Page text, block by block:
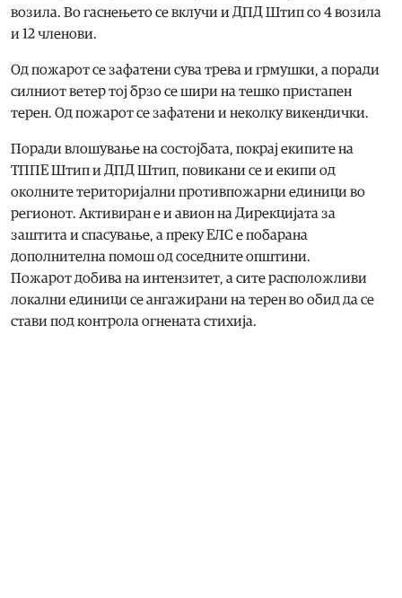
возила. Во гаснењето се вклучи и ДПД Штип со 4 возила
и 12 членови.
Од пожарот се зафатени сува трева и грмушки, а поради
силниот ветер тој брзо се шири на тешко пристапен
терен. Од пожарот се зафатени и неколку викендички.
Поради влошување на состојбата, покрај екипите на
ТППЕ Штип и ДПД Штип, повикани се и екипи од
околните територијални противпожарни единици во
регионот. Активиран е и авион на Дирекцијата за
заштита и спасување, а преку ЕЛС е побарана
дополнителна помош од соседните општини.
Пожарот добива на интензитет, а сите расположливи
локални единици се ангажирани на терен во обид да се
стави под контрола огнената стихија.